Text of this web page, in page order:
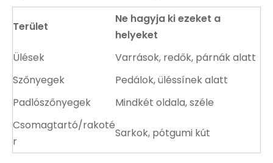
Terület
Ne hagyja ki ezeket a
helyeket
Ülések
Varrások, redők, párnák alatt
Szőnyegek
Pedálok, üléssínek alatt
Padlószőnyegek
Mindkét oldala, széle
Csomagtartó/rakoté
r
Sarkok, pótgumi kút